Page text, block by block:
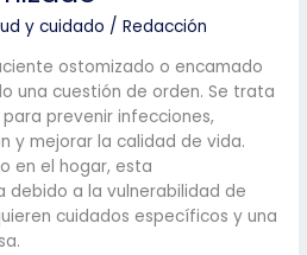
y cuidado /Redacción
ostomizado o encamado
una cuestión de orden. Se trata
prevenir infecciones,
y mejorar la calidad de vida.
en el hogar, esta
debido a la vulnerabilidad de
cuidados específicos y una